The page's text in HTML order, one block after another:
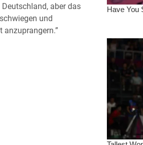
aber das
und